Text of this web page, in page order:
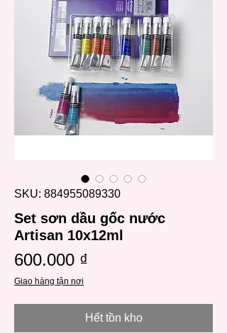
SKU: 884955089330
Set sơn dầu gốc nước
Artisan 10x12ml
600.000 ₫
Giao hàng tận nơi
Hết tồn kho